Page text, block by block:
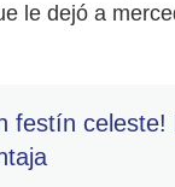
le dejó a
festín